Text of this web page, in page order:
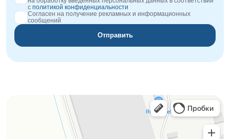
с политикой конфиденциальности
Согласен на получение рекламных и информационных
сообщений
Отправить
Orgplex
Оргстекло, поликарбонат в Лыткарине
Торговое оборудование в Лыткарине